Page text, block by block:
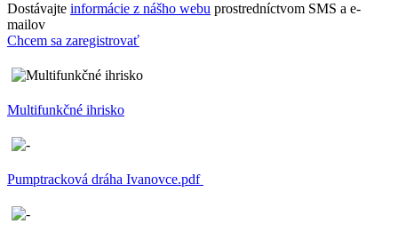
Dostávajte informácie z nášho webu prostredníctvom SMS a e-
mailov
Chcem sa zaregistrovať
Multifunkčné ihrisko
Pumptracková dráha Ivanovce.pdf